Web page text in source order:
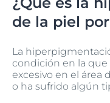
de la piel
La
condición en la
excesivo en el área
o ha sufrido algún